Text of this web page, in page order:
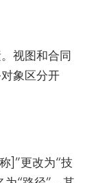
视图和合同
象区分开
]”更改为“技